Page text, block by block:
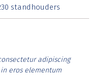
standhouders
adipiscing
eros elementum